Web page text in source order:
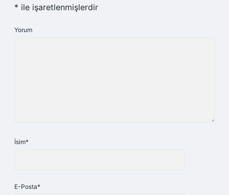
* ile işaretlenmişlerdir
Yorum
İsim*
E-Posta*